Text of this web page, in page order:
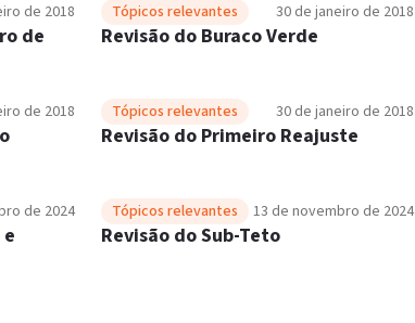
de 2018
de
Tópicos relevantes 30 de janeiro de 2018
Revisão do Buraco Verde
de 2018 Tópicos relevantes 30 de janeiro de 2018
Revisão do Primeiro Reajuste
de 2024 Tópicos relevantes 13 de novembro de 2024
Revisão do Sub-Teto